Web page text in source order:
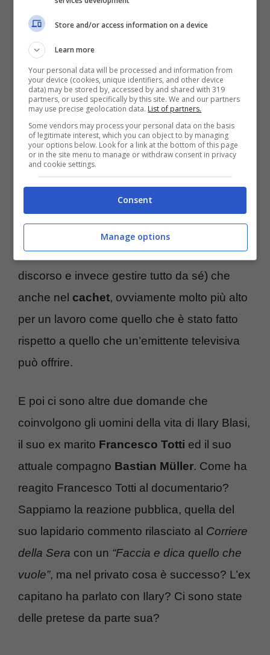
però avrebbe voluto sentire dell’altro. È vero
così tramite la ricostruzione dei fatti avvenuta
in tv, i telespettatori hanno sentito comunque
la storia raccontata da Ilary, ma è anche vero
che si sarebbe potuto tirare fuori molto di più.
In primis capire laragionedella
realizzazione di un
un’intervista, magari con la stessa Silvia
Toffanin, con la quale è amica da una vita. Le
due cose sono molto diverse: sia nel modo
(tra affidarsi a qualcuno che conduce il
discorso e invece gestire tutto da sé) che
anche nel cachet, ovviamente molto più alto
per un lavoro come quello che è stato fatto
rispetto a quello che un’emittente televisiva
può offrire.
E poi ci sono altre due domande che
coinvolgono gli uomini della vita di Ilary Blasi,
il suo ex marito Francesco Totti ed il suo
attuale compagno Bastian Müller. Come ha
reagito Francesco Totti al documentario?
Sappiamo la reazione pubblica, quella del
suo lapidario commento rilasciato al Corriere
della Sera con un “Faccia e dica quello che
vuole”, ma nel privato cosa è successo? L’ex
capitano ha parlato con Ilary? Ci sono state
delle pretese da parte sua?
Store and/or access information on a device
Learn more
Your personal data will be processed and information from
your device (cookies, unique identifiers, and other device
data) may be stored by, accessed by and shared with 319
partners, or used specifically by this site. We and our partners
may use precise geolocation data. List of partners.
Some vendors may process your personal data on the basis
of legitimate interest, which you can object to by managing
your options below. Look for a link at the bottom of this page
or in the site menu to manage or withdraw consent in privacy
and cookie settings.
Consent
Manage options